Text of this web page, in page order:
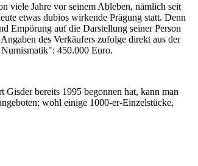
viele Jahre vor seinem Ableben, nämlich seit
etwas dubios wirkende Prägung statt. Denn
Empörung auf die Darstellung seiner Person
des Verkäufers zufolge direkt aus der
450.000 Euro.
bereits 1995 begonnen hat, kann man
wohl einige 1000-er-Einzelstücke,